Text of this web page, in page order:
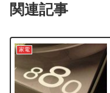
関連記事
家電